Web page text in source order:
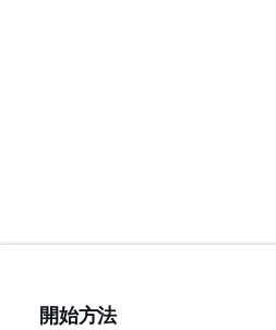
開始方法